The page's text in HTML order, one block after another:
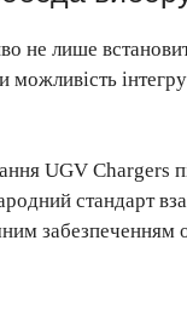
не лише
можливість
UGV Chargers
стандарт
забезпеченням